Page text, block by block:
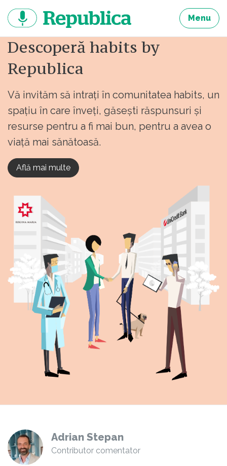
continut
Menu
Descoperă habits by
Republica
Vă invităm să intrați în comunitatea habits, un
spațiu în care înveți, găsești răspunsuri și
resurse pentru a fi mai bun, pentru a avea o
viață mai sănătoasă.
Află mai multe
Adrian Stepan
Contributor comentator